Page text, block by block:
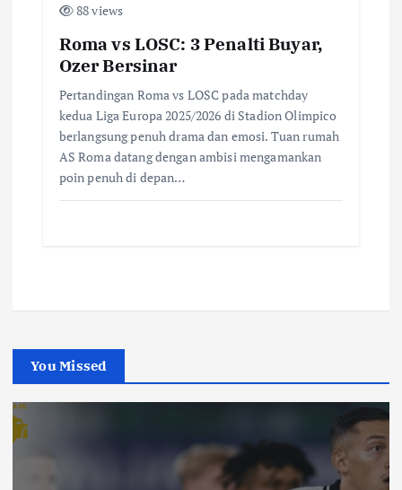
88 views
Roma vs LOSC: 3 Penalti Buyar,
Ozer Bersinar
Pertandingan Roma vs LOSC pada matchday
kedua Liga Europa 2025/2026 di Stadion Olimpico
berlangsung penuh drama dan emosi. Tuan rumah
AS Roma datang dengan ambisi mengamankan
poin penuh di depan…
You Missed